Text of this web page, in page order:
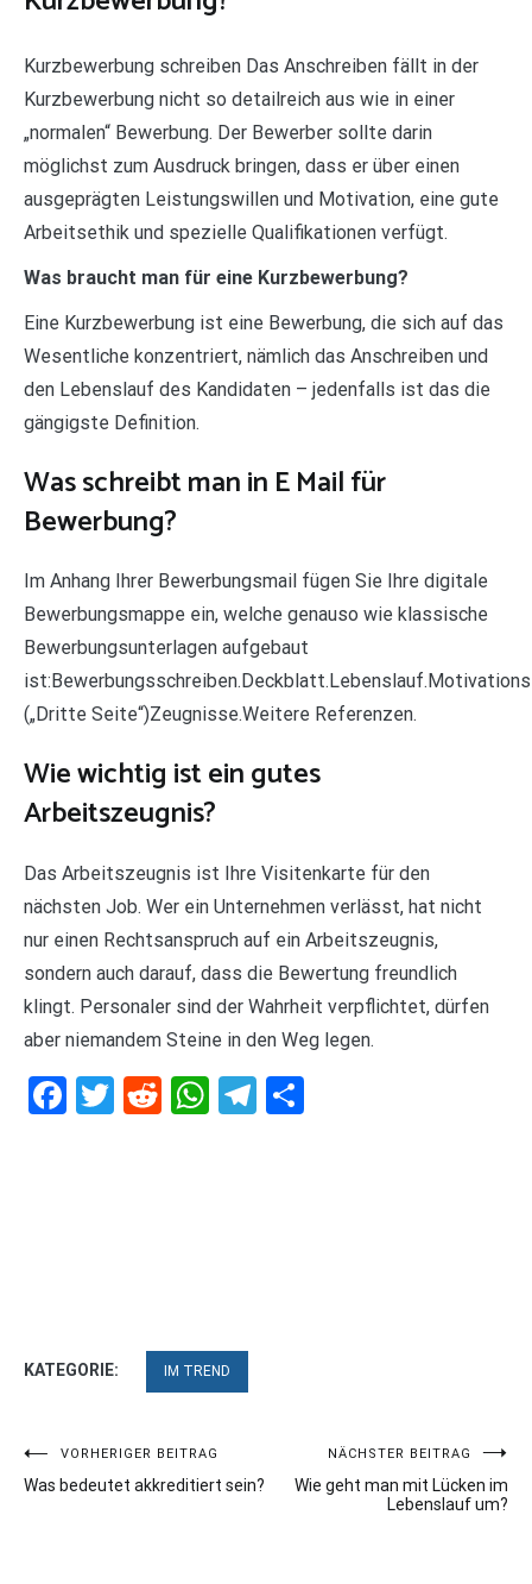
Kurzbewerbung schreiben Das Anschreiben fällt in der
Kurzbewerbung nicht so detailreich aus wie in einer
„normalen“ Bewerbung. Der Bewerber sollte darin
möglichst zum Ausdruck bringen, dass er über einen
ausgeprägten Leistungswillen und Motivation, eine gute
Arbeitsethik und spezielle Qualifikationen verfügt.
Was braucht man für eine Kurzbewerbung?
Eine Kurzbewerbung ist eine Bewerbung, die sich auf das
Wesentliche konzentriert, nämlich das Anschreiben und
den Lebenslauf des Kandidaten – jedenfalls ist das die
gängigste Definition.
Was schreibt man in E Mail für
Bewerbung?
Im Anhang Ihrer Bewerbungsmail fügen Sie Ihre digitale
Bewerbungsmappe ein, welche genauso wie klassische
Bewerbungsunterlagen aufgebaut
(„Dritte Seite“)Zeugnisse.Weitere Referenzen.
Wie wichtig ist ein gutes
Arbeitszeugnis?
Das Arbeitszeugnis ist Ihre Visitenkarte für den
nächsten Job. Wer ein Unternehmen verlässt, hat nicht
nur einen Rechtsanspruch auf ein Arbeitszeugnis,
sondern auch darauf, dass die Bewertung freundlich
klingt. Personaler sind der Wahrheit verpflichtet, dürfen
aber niemandem Steine in den Weg legen.
Facebook
Twitter
RedditWhatsApp
Telegram
KATEGORIE: IM TREND
Beitragsnavigation
VORHERIGER BEITRAG
Was bedeutet akkreditiert sein?
NÄCHSTER BEITRAG
Wie geht man mit Lücken im
Lebenslauf um?